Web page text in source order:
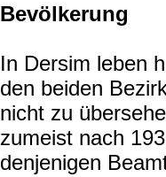
Bevölkerung
In Dersim leben
den beiden
nicht zu
zumeist nach
denjenigen